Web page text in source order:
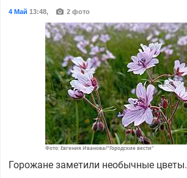
4 Май 13:48, 2 фото
Фото: Евгения Иванова/"Городские вести"
Горожане заметили необычные цветы.